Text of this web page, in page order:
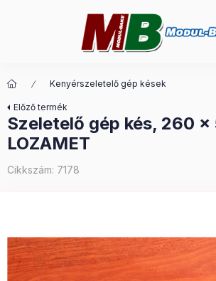
Kenyérszeletelő gép kések
Előző termék
Szeletelő gép kés, 260 x
LOZAMET
Cikkszám: 7178